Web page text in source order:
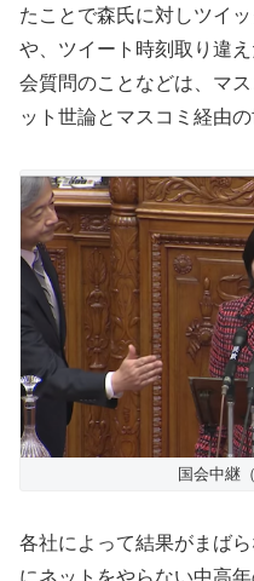
たことで森氏に対しツイ
や、ツイート時刻取り違
会質問のことなどは、マ
ット世論とマスコミ経由
国会中継
各社によって結果がまば
にネットをやらない中高